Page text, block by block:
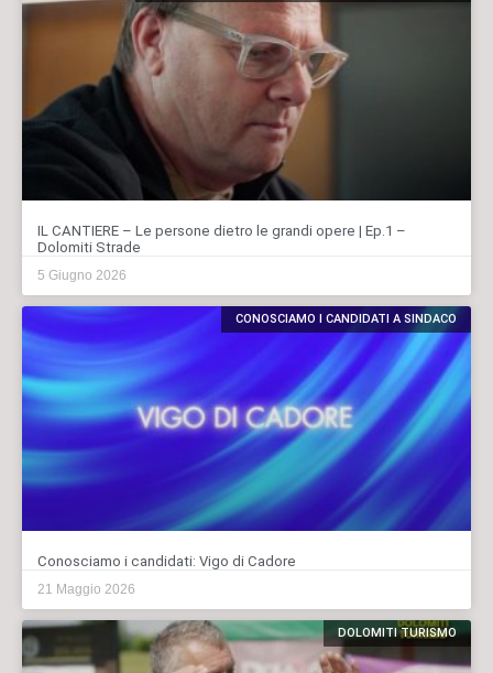
IL CANTIERE – Le persone dietro le grandi opere | Ep.1 –
Dolomiti Strade
5 Giugno 2026
CONOSCIAMO I CANDIDATI A SINDACO
Conosciamo i candidati: Vigo di Cadore
21 Maggio 2026
DOLOMITI TURISMO